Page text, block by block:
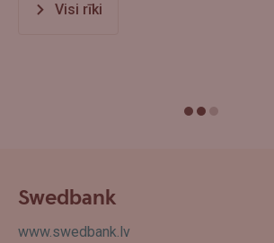
Visi rīki
Swedbank
www.swedbank.lv